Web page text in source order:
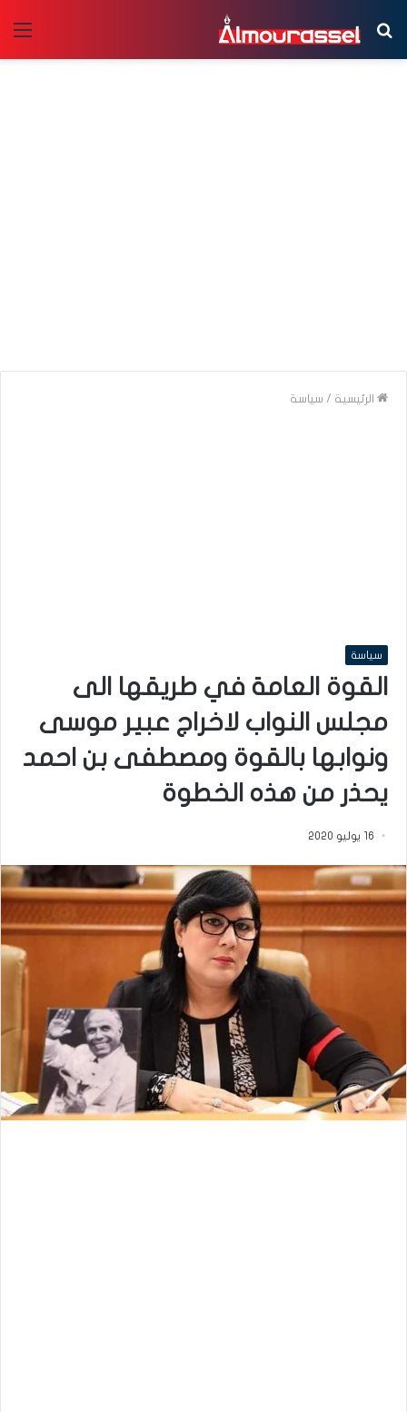
بحث
عن
الرئيسية / سياسة
سياسة
القوة العامة في طريقها الى
مجلس النواب لاخراج عبير موسى
ونوابها بالقوة ومصطفى بن احمد
يحذر من هذه الخطوة
16 يوليو 2020